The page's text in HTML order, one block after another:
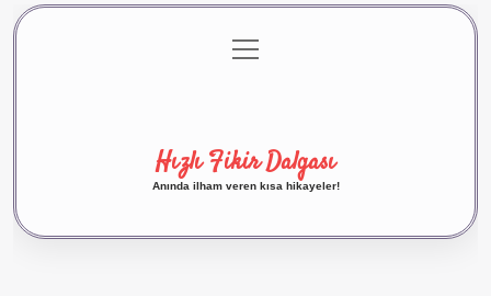
Gizlilik Politikası
menüyü
aç
Hızlı Fikir Dalgası
Anında ilham veren kısa hikayeler!